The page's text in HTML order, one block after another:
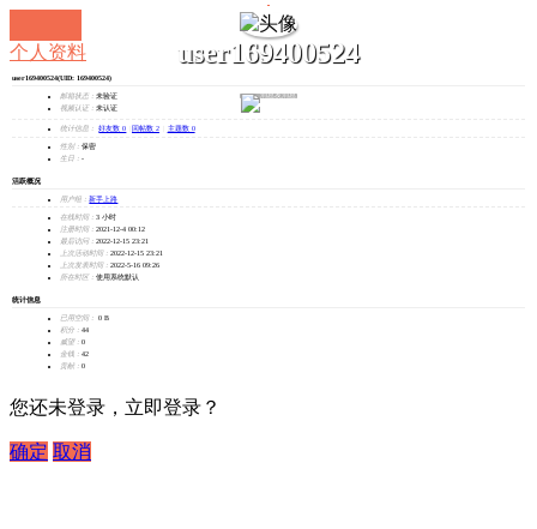
user169400524
发消息
个人资料
user169400524(UID: 169400524)
邮箱状态： 未验证
视频认证： 未认证
统计信息： 好友数 0 回帖数 2 主题数 0
性别： 保密
生日： -
活跃概况
用户组： 新手上路
在线时间： 3 小时
注册时间： 2021-12-4 00:12
最后访问： 2022-12-15 23:21
上次活动时间： 2022-12-15 23:21
上次发表时间： 2022-5-16 09:26
所在时区： 使用系统默认
统计信息
已用空间：
0 B
积分： 44
威望： 0
金钱： 42
贡献： 0
您还未登录，立即登录？
确定 取消